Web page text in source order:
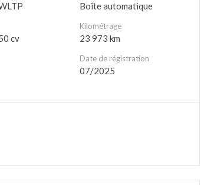
cv
Boîte automatique
Kilométrage
23 973 km
Date de régistration
07/2025